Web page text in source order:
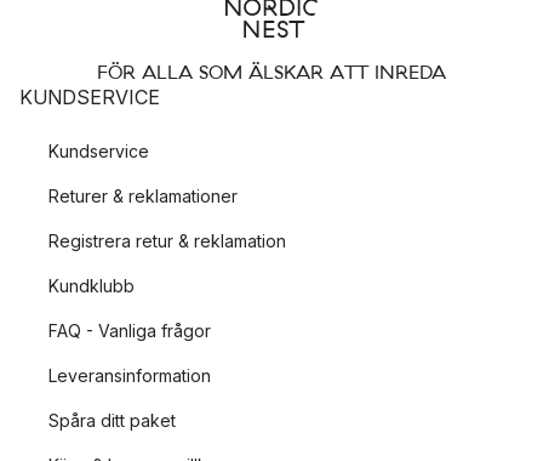
FÖR ALLA SOM ÄLSKAR ATT INREDA
KUNDSERVICE
Kundservice
Returer & reklamationer
Registrera retur & reklamation
Kundklubb
FAQ - Vanliga frågor
Leveransinformation
Spåra ditt paket